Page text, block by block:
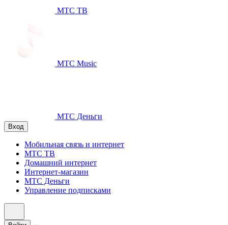
МТС ТВ
МТС Music
МТС Деньги
Вход
Мобильная связь и интернет
МТС ТВ
Домашний интернет
Интернет-магазин
МТС Деньги
Управление подписками